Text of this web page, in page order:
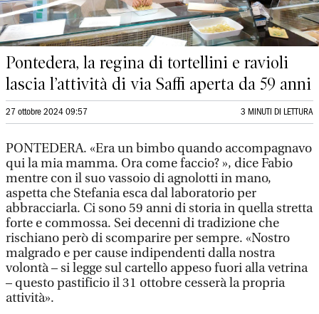
Pontedera, la regina di tortellini e ravioli
lascia l’attività di via Saffi aperta da 59 anni
27 ottobre 2024 09:57 3 MINUTI DI LETTURA
PONTEDERA. «Era un bimbo quando accompagnavo
qui la mia mamma. Ora come faccio? », dice Fabio
mentre con il suo vassoio di agnolotti in mano,
aspetta che Stefania esca dal laboratorio per
abbracciarla. Ci sono 59 anni di storia in quella stretta
forte e commossa. Sei decenni di tradizione che
rischiano però di scomparire per sempre. «Nostro
malgrado e per cause indipendenti dalla nostra
volontà – si legge sul cartello appeso fuori alla vetrina
– questo pastificio il 31 ottobre cesserà la propria
attività».